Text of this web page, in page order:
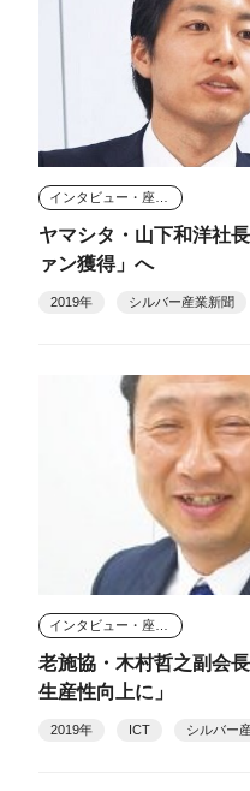
ヤマシタ・山下和洋社
ァン獲得」へ
2019年 シルバー産業新聞
老施協・木村哲之副会長
生産性向上に」
2019年 ICT シルバー